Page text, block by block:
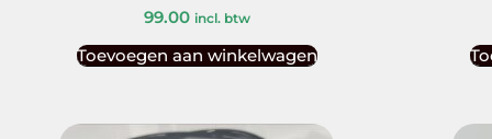
99.00 incl. btw
Toevoegen aan winkelwagen